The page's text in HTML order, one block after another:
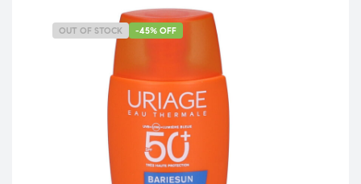
OUT OF STOCK -45% OFF